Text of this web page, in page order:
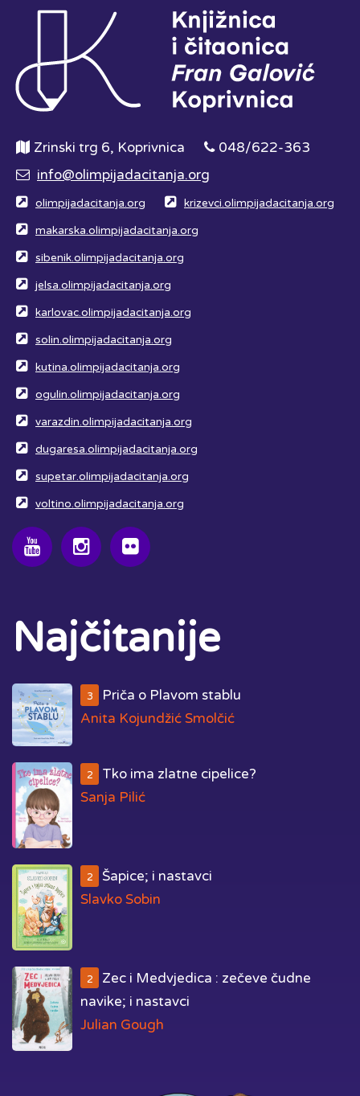
Zrinski trg 6, Koprivnica
048/622-363
info@olimpijadacitanja.org
olimpijadacitanja.org krizevci.olimpijadacitanja.org
makarska.olimpijadacitanja.org
sibenik.olimpijadacitanja.org
jelsa.olimpijadacitanja.org
karlovac.olimpijadacitanja.org
solin.olimpijadacitanja.org
kutina.olimpijadacitanja.org
ogulin.olimpijadacitanja.org
varazdin.olimpijadacitanja.org
dugaresa.olimpijadacitanja.org
supetar.olimpijadacitanja.org
voltino.olimpijadacitanja.org
Najčitanije
3
Priča o Plavom stablu
Anita Kojundžić Smolčić
2
Tko ima zlatne cipelice?
Sanja Pilić
2
Šapice; i nastavci
Slavko Sobin
2
Zec i Medvjedica : zečeve čudne
navike; i nastavci
Julian Gough